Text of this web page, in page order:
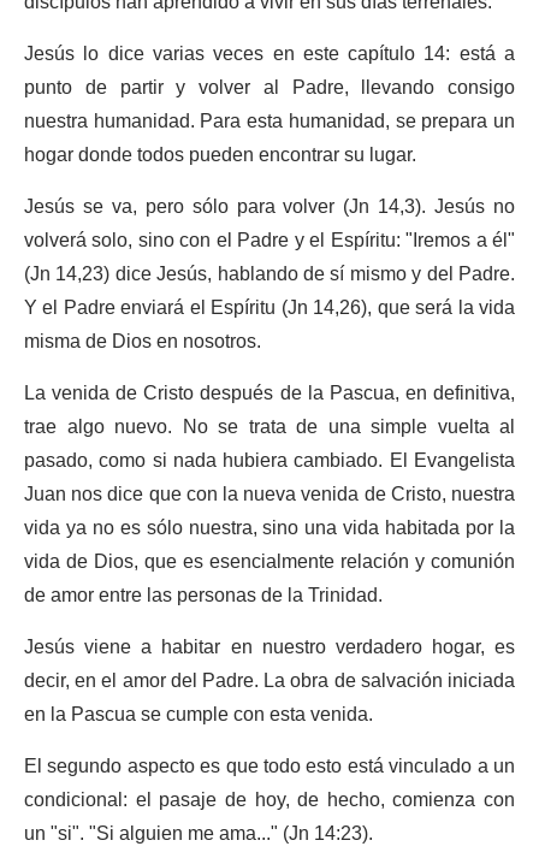
Jesús lo dice varias veces en este capítulo 14: está a
punto de partir y volver al Padre, llevando consigo
nuestra humanidad. Para esta humanidad, se prepara un
hogar donde todos pueden encontrar su lugar.
Jesús se va, pero sólo para volver (Jn 14,3). Jesús no
volverá solo, sino con el Padre y el Espíritu: "Iremos a él"
(Jn 14,23) dice Jesús, hablando de sí mismo y del Padre.
Y el Padre enviará el Espíritu (Jn 14,26), que será la vida
misma de Dios en nosotros.
La venida de Cristo después de la Pascua, en definitiva,
trae algo nuevo. No se trata de una simple vuelta al
pasado, como si nada hubiera cambiado. El Evangelista
Juan nos dice que con la nueva venida de Cristo, nuestra
vida ya no es sólo nuestra, sino una vida habitada por la
vida de Dios, que es esencialmente relación y comunión
de amor entre las personas de la Trinidad.
Jesús viene a habitar en nuestro verdadero hogar, es
decir, en el amor del Padre. La obra de salvación iniciada
en la Pascua se cumple con esta venida.
El segundo aspecto es que todo esto está vinculado a un
condicional: el pasaje de hoy, de hecho, comienza con
un "si". "Si alguien me ama..." (Jn 14:23).